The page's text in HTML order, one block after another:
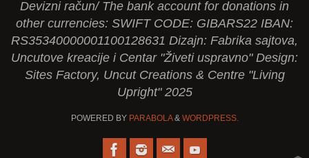
Devizni račun/ The bank account for donations in
other currencies: SWIFT CODE: GIBARS22 IBAN:
RS35340000001100128631 Dizajn: Fabrika sajtova,
Uncutove kreacije i Centar "Živeti uspravno" Design:
Sites Factory, Uncut Creations & Centre "Living
Upright" 2025
POWERED BY PARABOLA& WORDPRESS.